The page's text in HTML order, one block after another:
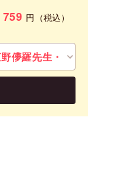
759 円 （税込）